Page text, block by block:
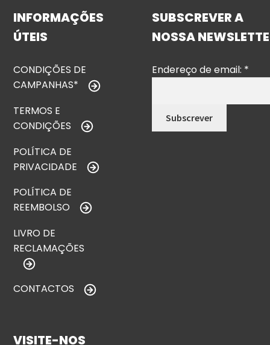
INFORMAÇÕES
ÚTEIS
CONDIÇÕES DE
CAMPANHAS*
TERMOS E
CONDIÇÕES
POLÍTICA DE
PRIVACIDADE
POLÍTICA DE
REEMBOLSO
LIVRO DE
RECLAMAÇÕES
CONTACTOS
SUBSCREVER A
NOSSA
Endereço de email: *
VISITE-NOS